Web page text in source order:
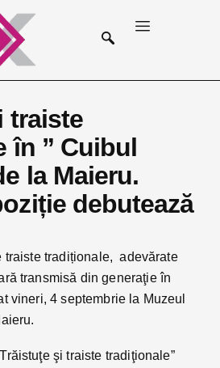
traiste
în ” Cuibul
la Maieru.
debutează
traiste tradiționale, adevărate
transmisă din generaţie în
vineri, 4 septembrie la Muzeul
şi traiste tradiţionale”